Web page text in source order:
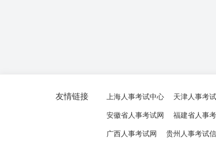
友情链接 上海人事考试中心 天津人事考
安徽省人事考试网 福建省人事
广西人事考试网 贵州人事考试